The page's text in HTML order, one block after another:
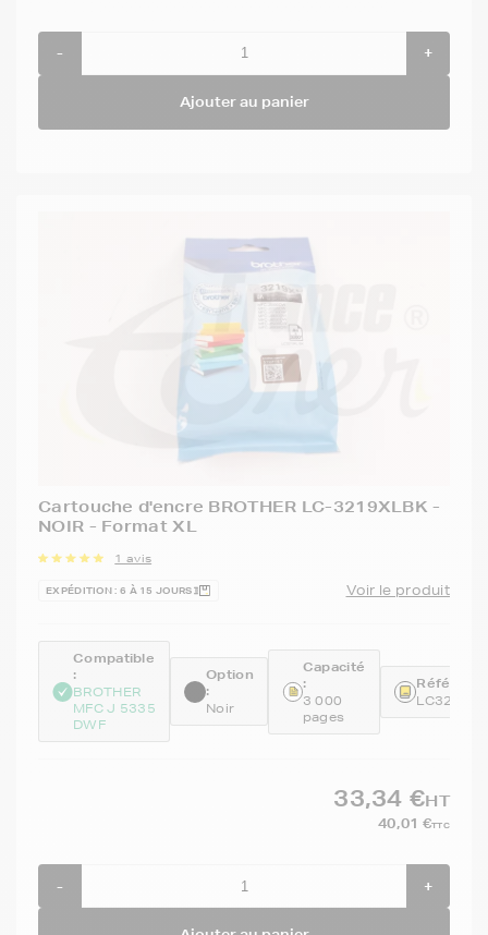
- +
Ajouter au panier
Cartouche d'encre BROTHER LC-3219XLBK -
NOIR - Format XL
1 avis
EXPÉDITION : 6 À 15 JOURS Voir le produit
Compatible
:
BROTHER
MFC J 5335
DWF
Option
:
Noir
Capacité
:
3 000
pages
33,34 €HT
40,01 €TTC
- +